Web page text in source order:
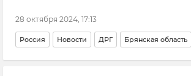
28 октября 2024, 17:13
Россия Новости ДРГ Брянская область